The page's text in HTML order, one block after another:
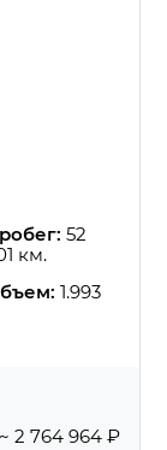
52
км.
1.993
~ 2 764 964 ₽